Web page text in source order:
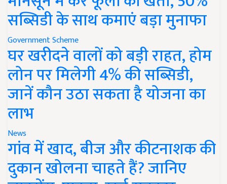
सब्सिडी के साथ कमाएं बड़ा मुनाफा
Government Scheme
घर खरीदने वालों को बड़ी राहत, होम
लोन पर मिलेगी 4% की सब्सिडी,
जानें कौन उठा सकता है योजना का
लाभ
News
गांव में खाद, बीज और कीटनाशक की
दुकान खोलना चाहते हैं? जानिए